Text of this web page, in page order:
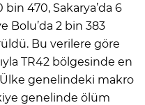
470, Sakarya’da 6
Bolu’da 2 bin 383
Bu verilere göre
TR42 bölgesinde en
Ülke genelindeki makro
genelinde ölüm